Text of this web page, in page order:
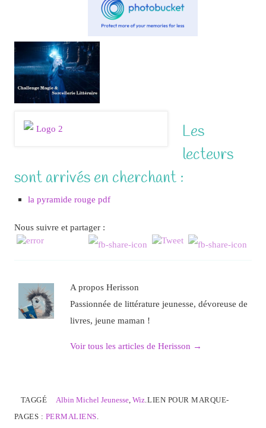
Les
lecteurs
sont arrivés en cherchant :
la pyramide rouge pdf
Nous suivre et partager :
A propos Herisson
Passionnée de littérature jeunesse, dévoreuse de
livres, jeune maman !
Voir tous les articles de Herisson →
TAGGÉ Albin Michel Jeunesse ,Wiz LIEN POUR MARQUE-
PAGES : PERMALIENS